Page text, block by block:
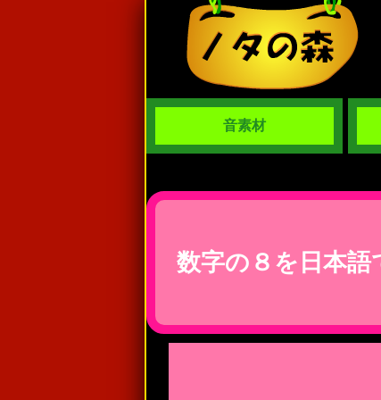
音素材
数字の８を日本